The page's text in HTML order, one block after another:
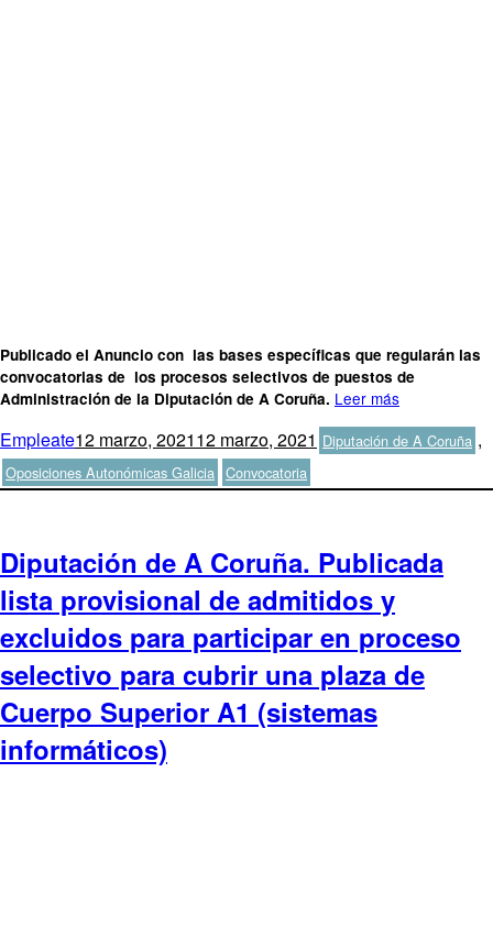
Publicado el Anuncio con las bases específicas que regularán las
convocatorias de los procesos selectivos de puestos de
Administración de la Diputación de A Coruña. Leer más
Autor
EmpleatePublicado
el
12 marzo, 202112 marzo, 2021 Categorías
Diputación de A Coruña ,
Oposiciones Autonómicas Galicia Etiquetas
Convocatoria
Diputación de A Coruña. Publicada
lista provisional de admitidos y
excluidos para participar en proceso
selectivo para cubrir una plaza de
Cuerpo Superior A1 (sistemas
informáticos)